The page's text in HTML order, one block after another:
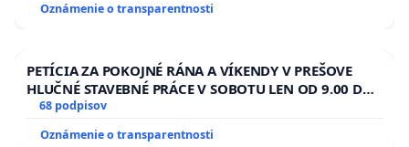
Oznámenie o transparentnosti
PETÍCIA ZA POKOJNÉ RÁNA A VÍKENDY V PREŠOVE
HLUČNÉ STAVEBNÉ PRÁCE V SOBOTU LEN OD 9.00 DO
13.00 HOD., CEZ PRACOVNÝ TÝŽDEŇ CIEĽ 8.00 – 18.00
HOD. A PRAVIDELNÁ KONTROLA STAVBY C-AREA NA
68 podpisov
Oznámenie o transparentnosti